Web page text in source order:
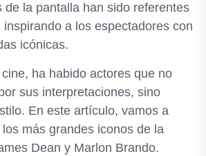
de la pantalla han sido referentes
a los espectadores con
icónicas.
ha habido actores que no
sus interpretaciones, sino
En este artículo, vamos a
más grandes iconos de la
Dean y Marlon Brando.